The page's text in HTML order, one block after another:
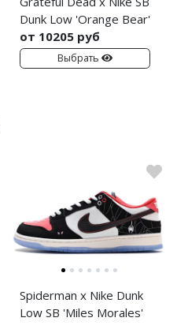
Dunk Low 'Orange Bear'
от 10205 руб
Выбрать
Spiderman x Nike Dunk
Low SB 'Miles Morales'